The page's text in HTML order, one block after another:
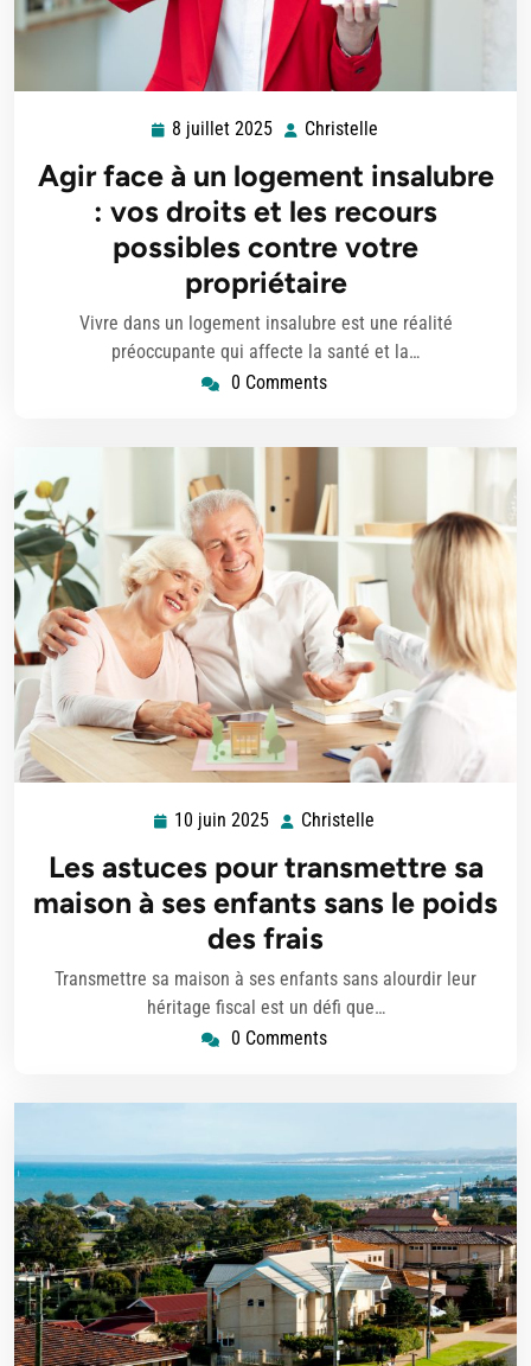
8 juillet 2025
2025
Christelle
Agir face à un logement insalubre
: vos droits et les recours
possibles contre votre
propriétaire
Vivre dans un logement insalubre est une réalité
préoccupante qui affecte la santé et la…
0 Comments
10 juin 2025 10
2025
Christelle
Les astuces pour transmettre sa
maison à ses enfants sans le poids
des frais
Transmettre sa maison à ses enfants sans alourdir leur
héritage fiscal est un défi que…
0 Comments